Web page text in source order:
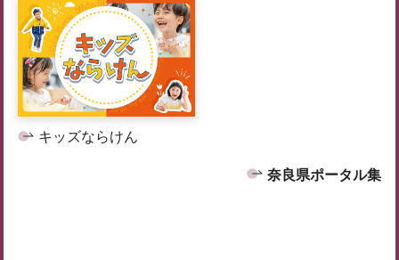
キッズならけん
奈良県ポータル集